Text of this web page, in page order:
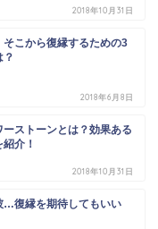
2018年10月31日
こから復縁するための3
？
2018年6月8日
ストーンとは？効果ある
介！
2018年10月31日
…復縁を期待してもいい